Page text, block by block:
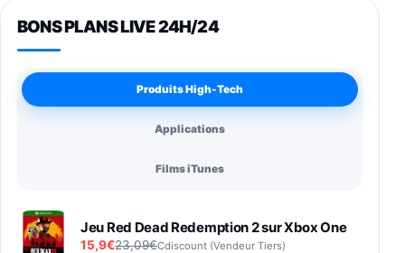
BONS PLANS LIVE 24H/24
Produits High-Tech
Applications
Films iTunes
Jeu Red Dead Redemption 2 sur Xbox One
15,9€23,09€Cdiscount (Vendeur Tiers)